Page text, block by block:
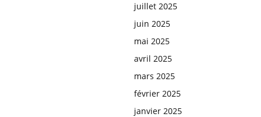
juillet 2025
juin 2025
mai 2025
avril 2025
mars 2025
février 2025
janvier 2025